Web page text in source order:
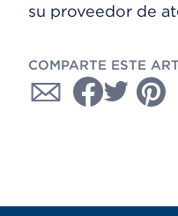
su proveedor de
COMPARTE ESTE